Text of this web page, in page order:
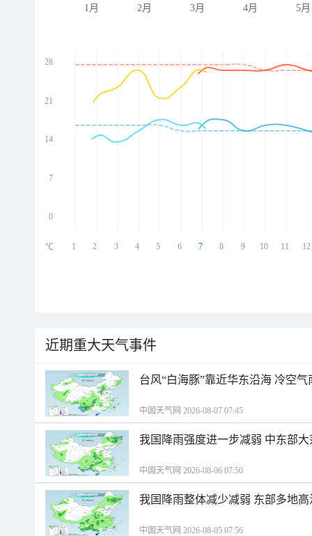
1月 2月 3月 4月 5月
28
21
14
7
0
1 2 3 4 5 6 7 8 9 10 11 12
℃
近期重大天气事件
台风“白海豚”靠近华东沿海 冷空
中国天气网 2026-08-07 07:45
我国降雨强度进一步减弱 中东部
中国天气网 2026-08-06 07:50
我国降雨整体减少减弱 东部多地
中国天气网 2026-08-05 07:56